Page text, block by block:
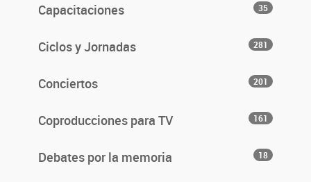
Capacitaciones 35
Ciclos y Jornadas 281
Conciertos 201
Coproducciones para TV 161
Debates por la memoria 18